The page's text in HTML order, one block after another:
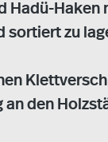
Hadü-
sortiert zu
den